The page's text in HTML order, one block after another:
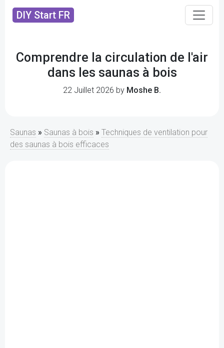
DIY Start FR
Comprendre la circulation de l'air
dans les saunas à bois
22 Juillet 2026 by Moshe B.
Saunas » Saunas à bois » Techniques de ventilation pour
des saunas à bois efficaces